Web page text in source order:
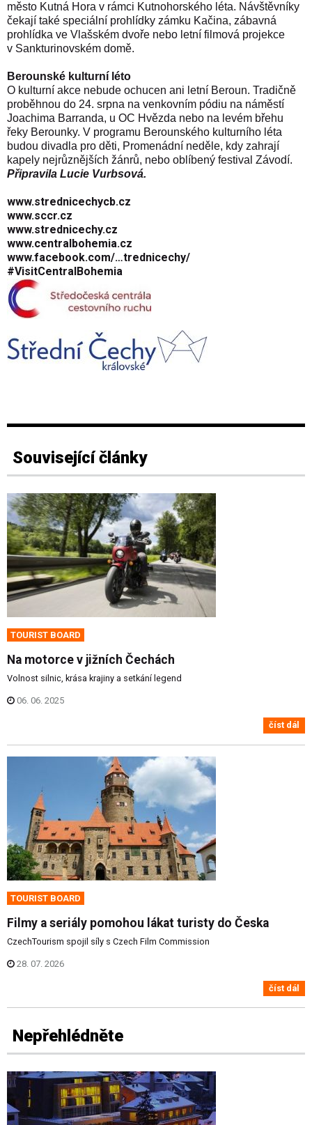
město Kutná Hora v rámci Kutnohorského léta. Návštěvníky
čekají také speciální prohlídky zámku Kačina, zábavná
prohlídka ve Vlašském dvoře nebo letní filmová projekce
v Sankturinovském domě.
Berounské kulturní léto
O kulturní akce nebude ochucen ani letní Beroun. Tradičně
proběhnou do 24. srpna na venkovním pódiu na náměstí
Joachima Barranda, u OC Hvězda nebo na levém břehu
řeky Berounky. V programu Berounského kulturního léta
budou divadla pro děti, Promenádní neděle, kdy zahrají
kapely nejrůznějších žánrů, nebo oblíbený festival Závodí.
Připravila Lucie Vurbsová.
www.strednicechycb.cz
www.sccr.cz
www.strednicechy.cz
www.centralbohemia.cz
www.facebook.com/…trednicechy/
#VisitCentral­Bohemia
Související články
TOURIST BOARD
Na motorce v jižních Čechách
Volnost silnic, krása krajiny a setkání legend
06. 06. 2025
číst dál
TOURIST BOARD
Filmy a seriály pomohou lákat turisty do Česka
CzechTourism spojil síly s Czech Film Commission
28. 07. 2026
číst dál
Nepřehlédněte